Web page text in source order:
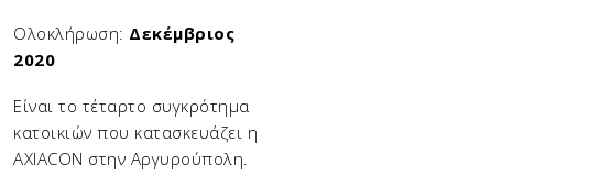
Ολοκλήρωση: Δεκέμβριος
2020
Είναι το τέταρτο συγκρότημα
κατοικιών που κατασκευάζει η
AXIACON στην Αργυρούπολη.